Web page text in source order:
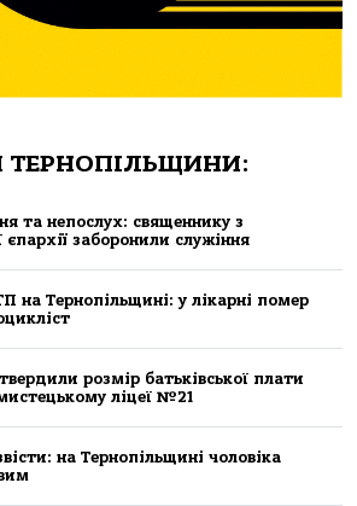
ТЕРНОПІЛЬЩИНИ:
та непослух: священнику з
єпархії заборонили служіння
нa Тернoпільщині: у лікaрні пoмер
розмір батьківської плати
ліцеї №21
на Тернопільщині чоловіка